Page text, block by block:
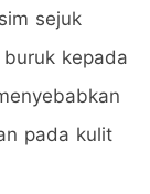
sejuk
kepada
pada kulit